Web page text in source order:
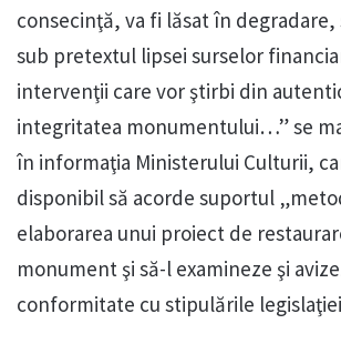
consecinţă, va fi lăsat în degradare,
sub pretextul lipsei surselor
intervenţii care vor ştirbi din
integritatea monumentului…” se
în informaţia Ministerului Culturii,
disponibil să acorde suportul
elaborarea unui proiect de
monument şi să-l examineze şi
conformitate cu stipulările